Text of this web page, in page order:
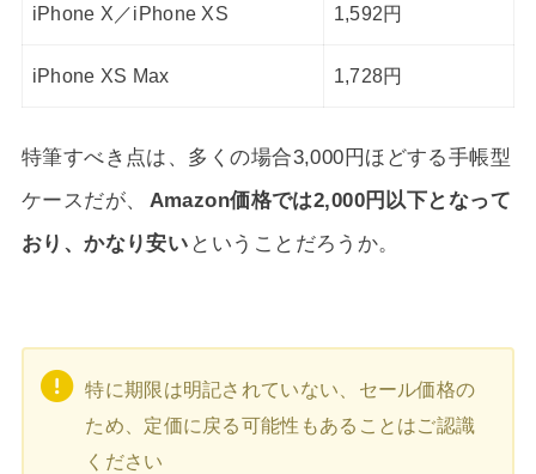
iPhone X／iPhone XS 1,592円
iPhone XS Max 1,728円
特筆すべき点は、多くの場合3,000円ほどする手帳型
ケースだが、
Amazon価格では2,000円以下となって
おり、かなり安い ということだろうか。
特に期限は明記されていない、セール価格の
ため、定価に戻る可能性もあることはご認識
ください